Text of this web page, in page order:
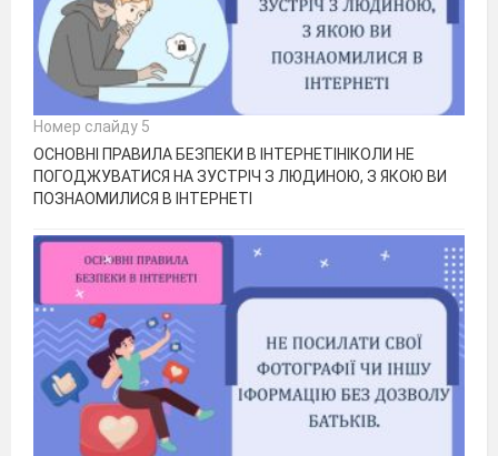
Номер слайду 5
ОСНОВНІ ПРАВИЛА БЕЗПЕКИ В ІНТЕРНЕТІНІКОЛИ НЕ
ПОГОДЖУВАТИСЯ НА ЗУСТРІЧ З ЛЮДИНОЮ, З ЯКОЮ ВИ
ПОЗНАОМИЛИСЯ В ІНТЕРНЕТІ